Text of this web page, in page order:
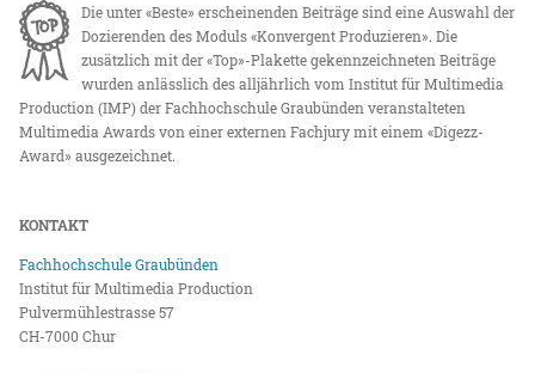
Die unter «Beste» erscheinenden Beiträge sind eine Auswahl der
Dozierenden des Moduls «Konvergent Produzieren». Die
zusätzlich mit der «Top»-Plakette gekennzeichneten Beiträge
wurden anlässlich des alljährlich vom Institut für Multimedia
Production (IMP) der Fachhochschule Graubünden veranstalteten
Multimedia Awards von einer externen Fachjury mit einem «Digezz-
Award» ausgezeichnet.
KONTAKT
Fachhochschule Graubünden
Institut für Multimedia Production
Pulvermühlestrasse 57
CH-7000 Chur